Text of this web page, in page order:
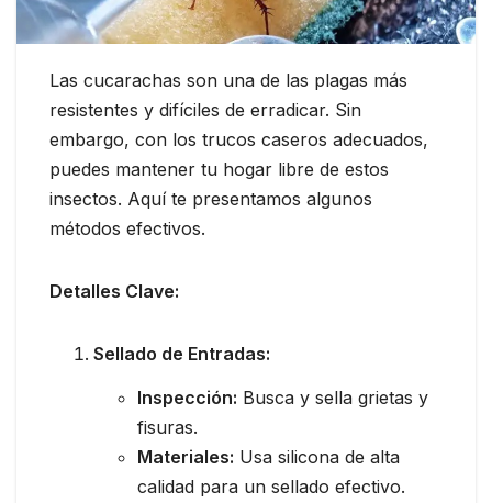
Las cucarachas son una de las plagas más
resistentes y difíciles de erradicar. Sin
embargo, con los trucos caseros adecuados,
puedes mantener tu hogar libre de estos
insectos. Aquí te presentamos algunos
métodos efectivos.
Detalles Clave:
Sellado de Entradas:
Inspección: Busca y sella grietas y
fisuras.
Materiales: Usa silicona de alta
calidad para un sellado efectivo.